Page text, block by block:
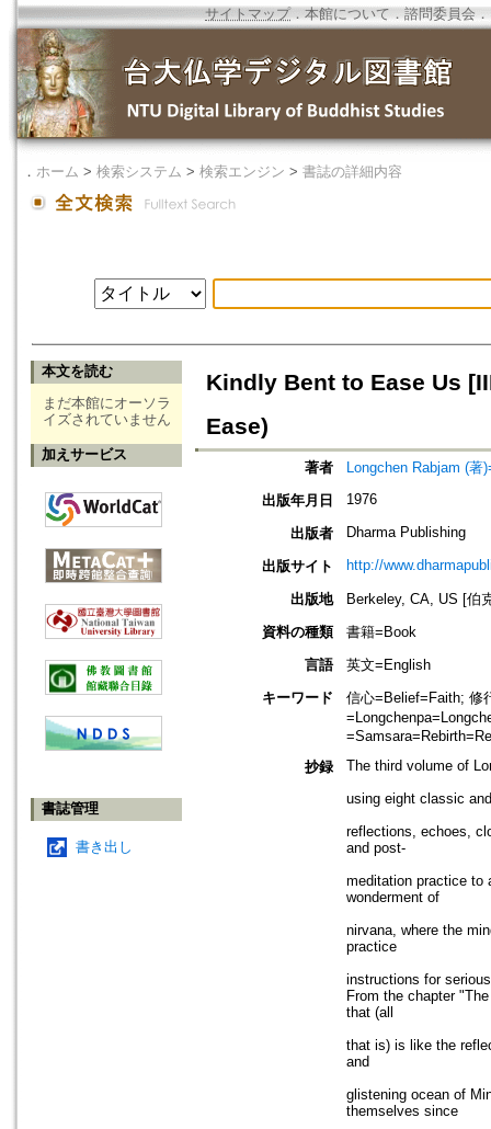
サイトマップ．本館について ． 諮問委員会 ．
． ホーム > 検索システム > 検索エンジン > 書誌の詳細内容
本文を読む
まだ本館にオーソラ
イズされていません
加えサービス
書誌管理
書き出し
Kindly Bent to Ease Us
Ease)
著者
Longchen Rabjam (著
出版年月日
1976
出版者 Dharma Publishing
出版サイト http://
出版地
Berkeley, CA, US [伯
資料の種類
書籍=Book
言語
英文=English
キーワード
信心=Belief=Faith; 修
抄録
The third volume of
using eight classic
reflections, echoes,
and post-
meditation practice to
wonderment of
nirvana, where the
practice
instructions for
From the chapter
that (all
that is) is like the
and
glistening ocean of
themselves since